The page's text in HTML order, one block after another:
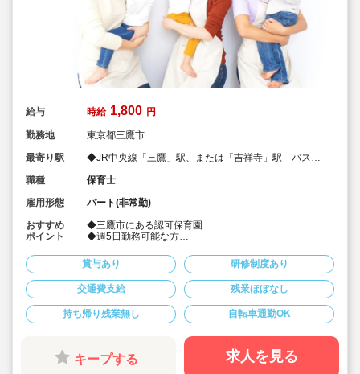
給与 時給 1,800 円
勤務地
東京都三鷹市
最寄り駅
◆JR中央線「三鷹」駅、または「吉祥寺」駅 バス
職種
保育士
雇用形態
パート(非常勤)
おすすめ
ポイント
◆三鷹市にある認可保育園
◆週5日勤務可能な方
◆園の体制強化のため、すぐにご勤務いただける方を優
先して【特別時給1,800円～】でご案内しております
▼こんな方におすすめです
・しっかり収入を確保したい方
・高時給で効率的に働きたい方
・残業なし、持ち帰り仕事なしでプライベートも大切に
◆コンパクトサイズの保育園になります
◆職場の人間関係は良好です。
賞与あり 研修制度あり
交通費支給 残業ほぼなし
持ち帰り残業無し 自転車通勤OK
キープする 求人を見る